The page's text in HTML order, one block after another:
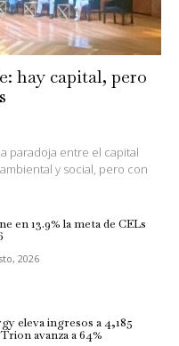
hay capital, pero
paradoja entre el capital
y social, pero con
en 13.9% la meta de CELs
2026
eleva ingresos a 4,185
avanza a 64%